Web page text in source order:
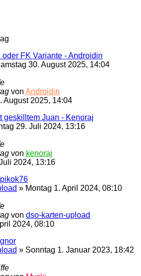
FK Variante - Androidin
30. August 2025, 14:04
von Androidin
August 2025, 14:04
geskilltem Juan - Kenoraj
29. Juli 2024, 13:16
von kenoraj
2024, 13:16
» Montag 1. April 2024, 08:10
von dso-karten-upload
2024, 08:10
» Sonntag 1. Januar 2023, 18:42